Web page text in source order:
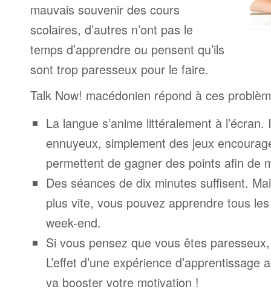
mauvais souvenir des cours
scolaires, d’autres n’ont pas le
temps d’apprendre ou pensent qu’ils
sont trop paresseux pour le faire.
Talk Now! macédonien répond à ces
La langue s’anime littéralement à l’écran.
ennuyeux, simplement des jeux
permettent de gagner des points afin de
Des séances de dix minutes suffisent.
plus vite, vous pouvez apprendre tous
week-end.
Si vous pensez que vous êtes
L’effet d’une expérience
va booster votre motivation !